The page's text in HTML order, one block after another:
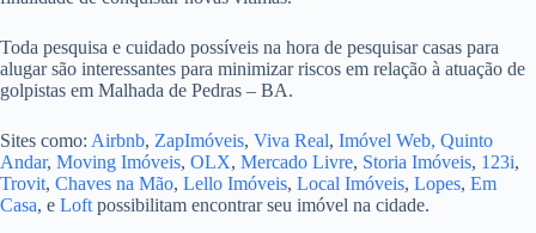
Toda pesquisa e cuidado possíveis na hora de pesquisar casas para
alugar são interessantes para minimizar riscos em relação à atuação de
golpistas em Malhada de Pedras – BA.
Sites como: Airbnb, ZapImóveis, Viva Real, Imóvel Web, Quinto
Andar, Moving Imóveis, OLX, Mercado Livre, Storia Imóveis, 123i,
Trovit, Chaves na Mão, Lello Imóveis, Local Imóveis, Lopes, Em
Casa, e Loft possibilitam encontrar seu imóvel na cidade.